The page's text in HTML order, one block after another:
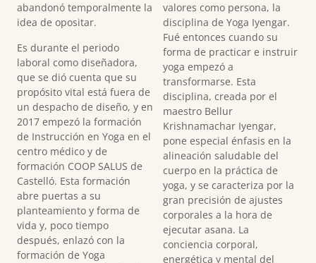
abandonó temporalmente la
idea de opositar.
Es durante el periodo
laboral como diseñadora,
que se dió cuenta que su
propósito vital está fuera de
un despacho de diseño, y en
2017 empezó la formación
de Instrucción en Yoga en el
centro médico y de
formación COOP SALUS de
Castelló. Esta formación
abre puertas a su
planteamiento y forma de
vida y, poco tiempo
después, enlazó con la
formación de Yoga
valores como persona, la
disciplina de Yoga Iyengar.
Fué entonces cuando su
forma de practicar e instruir
yoga empezó a
transformarse. Esta
disciplina, creada por el
maestro Bellur
Krishnamachar Iyengar,
pone especial énfasis en la
alineación saludable del
cuerpo en la práctica de
yoga, y se caracteriza por la
gran precisión de ajustes
corporales a la hora de
ejecutar asana. La
conciencia corporal,
energética y mental del